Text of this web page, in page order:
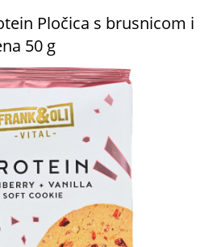
Pločica s brusnicom i
50 g